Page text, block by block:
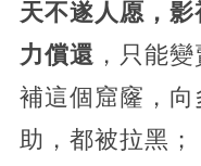
天不遂人愿，
力償還 ，只能
補這個窟窿，
助，都被拉黑；